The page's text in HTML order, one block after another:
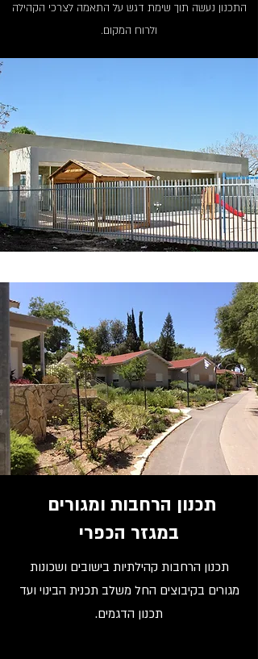
התכנון נעשה תוך שימת דגש על התאמה לצרכי הקהילה
ולרוח המקום.
במגזר הכפרי
תכנון הרחבות קהילתיות בישובים ושכונות
מגורים בקיבוצים החל משלב תכנית הבינוי ועד
תכנון הדגמים.